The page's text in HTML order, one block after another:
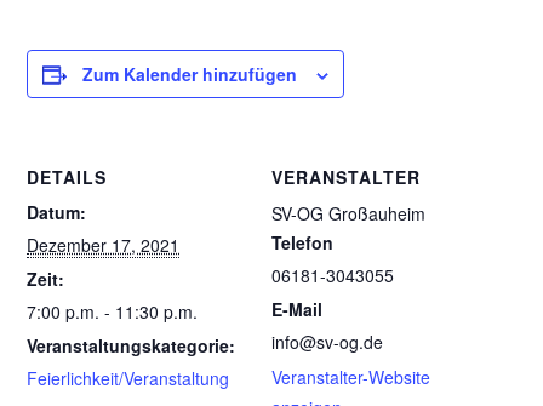
Zum Kalender hinzufügen
DETAILS
Datum:
Dezember 17, 2021
Zeit:
7:00 p.m. - 11:30 p.m.
Veranstaltungskategorie:
Feierlichkeit/Veranstaltung
VERANSTALTER
SV-OG Großauheim
Telefon
06181-3043055
E-Mail
info@sv-og.de
Veranstalter-Website